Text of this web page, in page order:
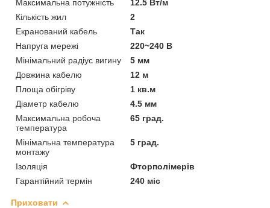
Максимальна потужність
12.5 Вт/м
Кількість жил
2
Екранований кабель
Так
Напруга мережі
220~240 В
Мінімальний радіус вигину
5 мм
Довжина кабелю
12 м
Площа обігріву
1 кв.м
Діаметр кабелю
4.5 мм
Максимальна робоча
температура
65 град.
Мінімальна температура
монтажу
5 град.
Ізоляція
Фторполімерів
Гарантійний термін
240 міс
Приховати